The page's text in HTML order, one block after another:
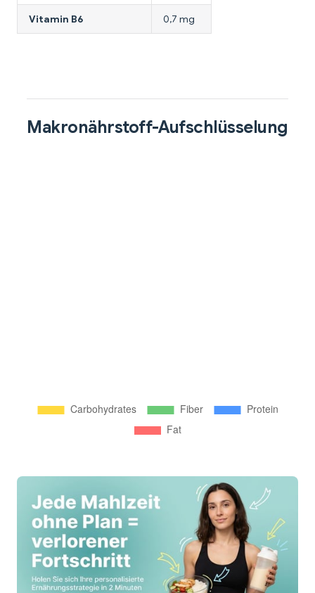
Vitamin B6 0,7 mg
Makronährstoff-Aufschlüsselung